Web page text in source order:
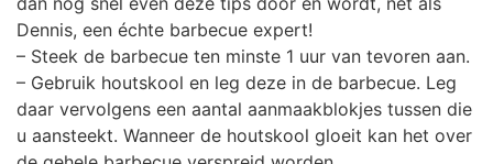
Dennis, een échte barbecue expert!
– Steek de barbecue ten minste 1 uur van tevoren aan.
– Gebruik houtskool en leg deze in de barbecue. Leg
daar vervolgens een aantal aanmaakblokjes tussen die
u aansteekt. Wanneer de houtskool gloeit kan het over